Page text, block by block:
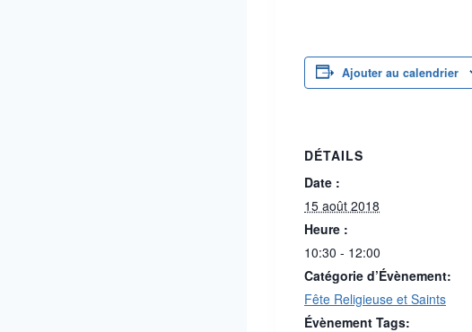
Ajouter au calendrier
DÉTAILS
Date :
15 août 2018
Heure :
10:30 - 12:00
Catégorie d’Évènement:
Fête Religieuse et Saints
Évènement Tags: